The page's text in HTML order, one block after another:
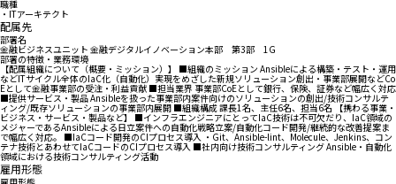
職種
・ITアーキテクト
配属先
部署名
金融ビジネスユニット 金融デジタルイノベーション本部 第3部 1G
部署の特徴・業務環境
【配属組織について（概要・ミッション）】 ■組織のミッション Ansibleによる構築・テスト・運用
などITサイクル全体のIaC化（自動化）実現をめざした新規ソリューション創出・事業部展開などCo
Eとして金融事業部の受注・利益貢献 ■担当業界 事業部CoEとして銀行、保険、証券など幅広く対応
■提供サービス・製品 Ansibleを扱った事業部内案件向けのソリューションの創出/技術コンサルテ
ィング/既存ソリューションの事業部内展開 ■組織構成 課長1名、主任6名、担当6名 【携わる事業・
ビジネス・サービス・製品など】 ■インフラエンジニアにとってIaC技術は不可欠だり、IaC領域の
メジャーであるAnsibleによる日立案件への自動化戦略立案/自動化コード開発/継続的な改善提案ま
で幅広く対応。 ■IaCコード開発のCIプロセス導入 ・Git、Ansible-lint、Molecule、Jenkins、コン
テナ技術とあわせてIaCコードのCIプロセス導入 ■社内向け技術コンサルティング Ansible・自動化
領域における技術コンサルティング活動
雇用形態
雇用形態